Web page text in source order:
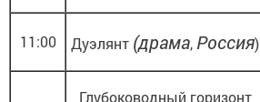
11:00 Дуэлянт (драма, Россия)
Глубоководный горизонт